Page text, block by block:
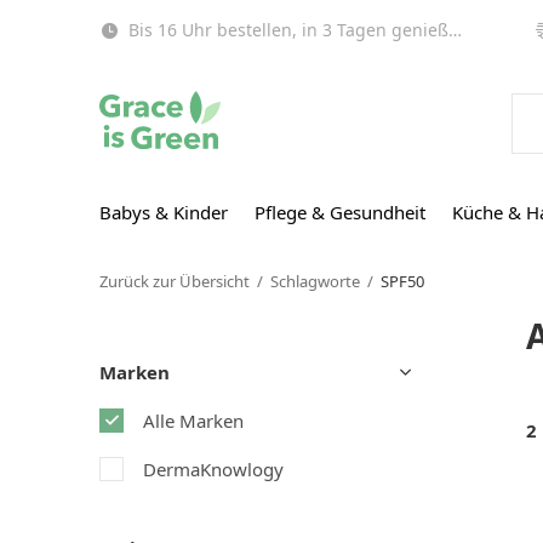
Babys & Kinder Pflege & Gesundheit Küche &
Bis 16 Uhr bestellen, in 3 Tagen genießen (EU)!
Zurück zur Übersicht Schlagworte SPF50
2
Marken
Alle Marken
DermaKnowlogy